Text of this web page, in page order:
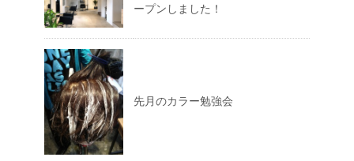
ープンしました！
先月のカラー勉強会